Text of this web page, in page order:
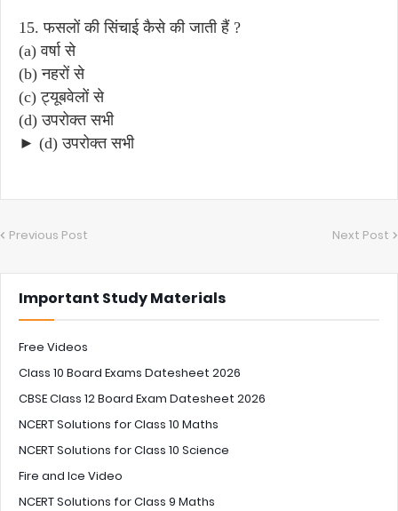
15. फसलों की सिंचाई कैसे की जाती हैं ?
(a) वर्षा से
(b) नहरों से
(c) ट्यूबवेलों से
(d) उपरोक्त सभी
► (d) उपरोक्त सभी
Previous Post Next Post
Important Study Materials
Free Videos
Class 10 Board Exams Datesheet 2026
CBSE Class 12 Board Exam Datesheet 2026
NCERT Solutions for Class 10 Maths
NCERT Solutions for Class 10 Science
Fire and Ice Video
NCERT Solutions for Class 9 Maths